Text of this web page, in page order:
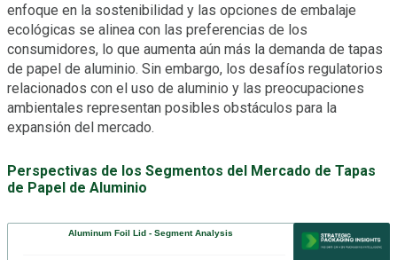
enfoque en la sostenibilidad y las opciones de embalaje
ecológicas se alinea con las preferencias de los
consumidores, lo que aumenta aún más la demanda de tapas
de papel de aluminio. Sin embargo, los desafíos regulatorios
relacionados con el uso de aluminio y las preocupaciones
ambientales representan posibles obstáculos para la
expansión del mercado.
Perspectivas de los Segmentos del Mercado de Tapas
de Papel de Aluminio